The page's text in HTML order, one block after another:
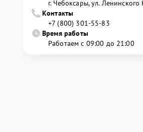
г. Чебоксары, ул.
Контакты
+7 (800) 301-55-83
Время работы
Работаем с 09:00 до 21:00